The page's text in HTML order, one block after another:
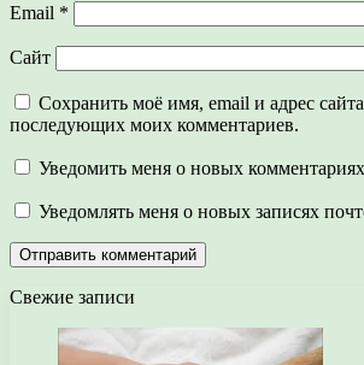
Email *
Сайт
Сохранить моё имя, email и адрес
последующих моих комментариев.
Уведомить меня о новых
Уведомлять меня о новых записях
Свежие записи